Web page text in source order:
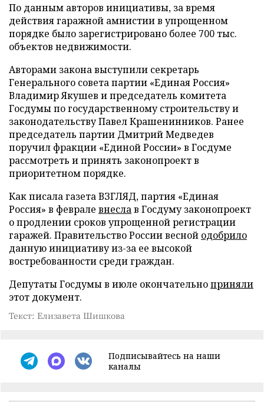
По данным авторов инициативы, за время
действия гаражной амнистии в упрощенном
порядке было зарегистрировано более 700 тыс.
объектов недвижимости.
Авторами закона выступили секретарь
Генерального совета партии «Единая Россия»
Владимир Якушев и председатель комитета
Госдумы по государственному строительству и
законодательству Павел Крашенинников. Ранее
председатель партии Дмитрий Медведев
поручил фракции «Единой России» в Госдуме
рассмотреть и принять законопроект в
приоритетном порядке.
Как писала газета ВЗГЛЯД, партия «Единая
Россия» в феврале внеслав Госдуму законопроект
о продлении сроков упрощенной регистрации
гаражей. Правительство России весной одобрило
данную инициативу из-за ее высокой
востребованности среди граждан.
Депутаты Госдумы в июле окончательноприняли
этот документ.
Текст: Елизавета Шишкова
Подписывайтесь на наши
каналы